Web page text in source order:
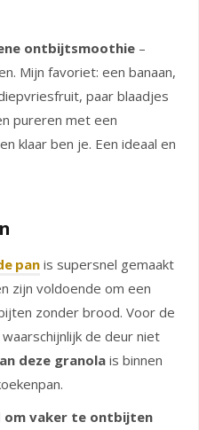
ontbijtsmoothie –
Mijn favoriet: een banaan,
paar blaadjes
pureren met een
klaar ben je. Een ideaal en
panis supersnel gemaakt
zijn voldoende om een
zonder brood. Voor de
de deur niet
deze granolais binnen
om vaker te ontbijten